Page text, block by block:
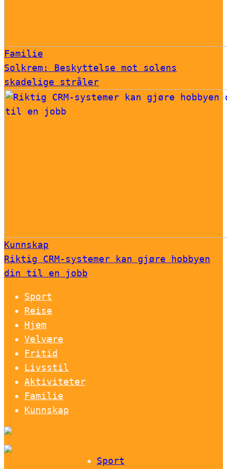
Familie
Solkrem: Beskyttelse mot solens
skadelige stråler
Kunnskap
Riktig CRM-systemer kan gjøre hobbyen
din til en jobb
Sport
Reise
Hjem
Velvære
Fritid
Livsstil
Aktiviteter
Familie
Kunnskap
Sport